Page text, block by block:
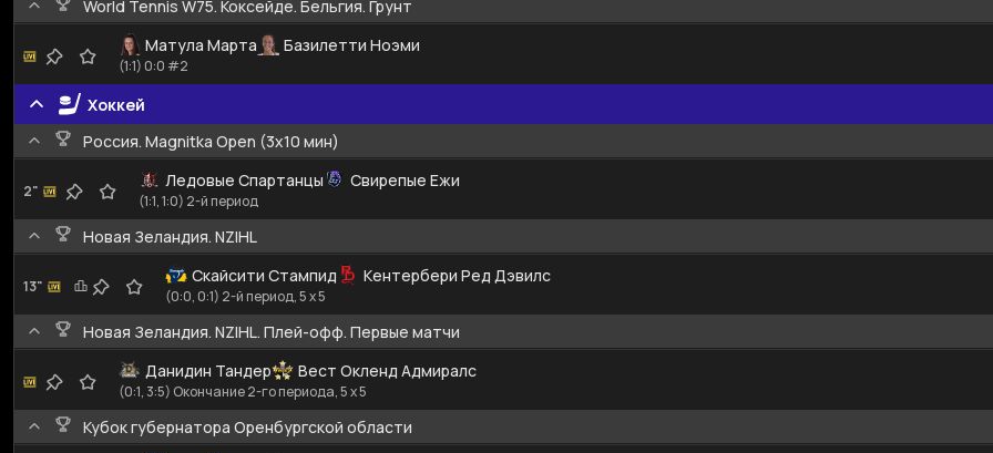
World Tennis W75. Коксейде. Бельгия. Грунт
Матула Марта
Базилетти Ноэми
(1:1) 0:0 #2
Хоккей
Россия. Magnitka Open (3х10 мин)
2"
Ледовые Спартанцы Свирепые Ежи
(1:1, 1:0) 2-й период
Новая Зеландия. NZIHL
13"
Скайсити Стампид Кентербери Ред Дэвилс
(0:0, 0:1) 2-й период, 5 x 5
Новая Зеландия. NZIHL. Плей-офф. Первые матчи
Данидин Тандер
Вест Окленд Адмиралс
(0:1, 3:5) Окончание 2-го периода, 5 x 5
Кубок губернатора Оренбургской области